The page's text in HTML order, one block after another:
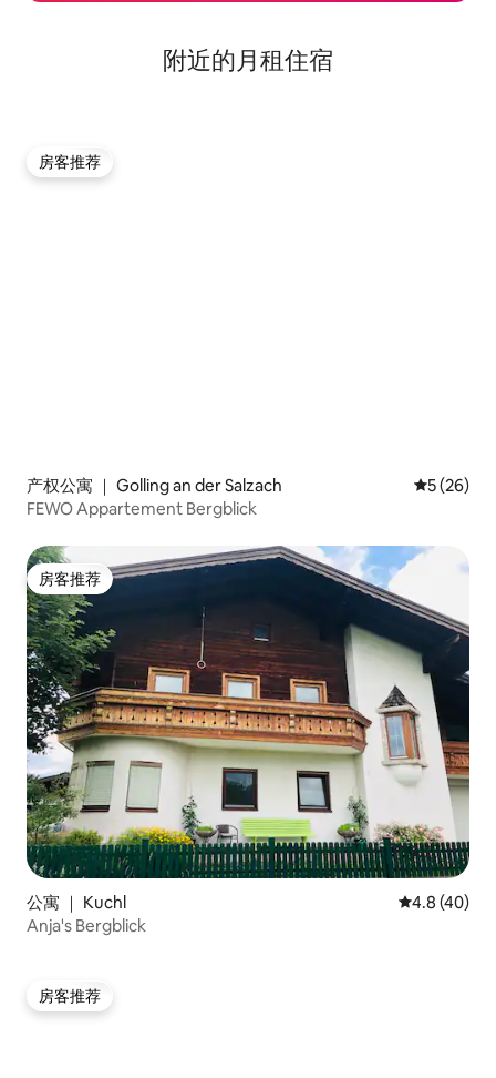
附近的月租住宿
房客推荐
房客推荐
产权公寓 ｜ Golling an der Salzach 平均评分
5 (26)
FEWO Appartement Bergblick
房客推荐
房客推荐
公寓 ｜ Kuchl 平均评分
4.8 (40)
Anja's Bergblick
房客推荐
房客推荐